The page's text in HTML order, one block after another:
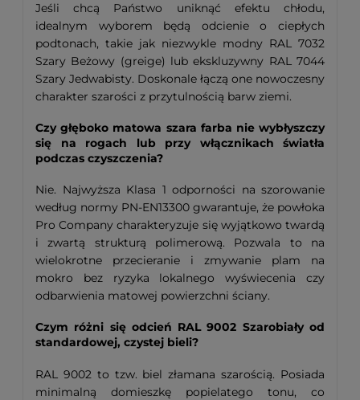
Jeśli chcą Państwo uniknąć efektu chłodu,
idealnym wyborem będą odcienie o ciepłych
podtonach, takie jak niezwykle modny RAL 7032
Szary Beżowy (greige) lub ekskluzywny RAL 7044
Szary Jedwabisty. Doskonale łączą one nowoczesny
charakter szarości z przytulnością barw ziemi.
Czy głęboko matowa szara farba nie wybłyszczy
się na rogach lub przy włącznikach światła
podczas czyszczenia?
Nie. Najwyższa Klasa 1 odporności na szorowanie
według normy PN-EN13300 gwarantuje, że powłoka
Pro Company charakteryzuje się wyjątkowo twardą
i zwartą strukturą polimerową. Pozwala to na
wielokrotne przecieranie i zmywanie plam na
mokro bez ryzyka lokalnego wyświecenia czy
odbarwienia matowej powierzchni ściany.
Czym różni się odcień RAL 9002 Szarobiały od
standardowej, czystej bieli?
RAL 9002 to tzw. biel złamana szarością. Posiada
minimalną domieszkę popielatego tonu, co